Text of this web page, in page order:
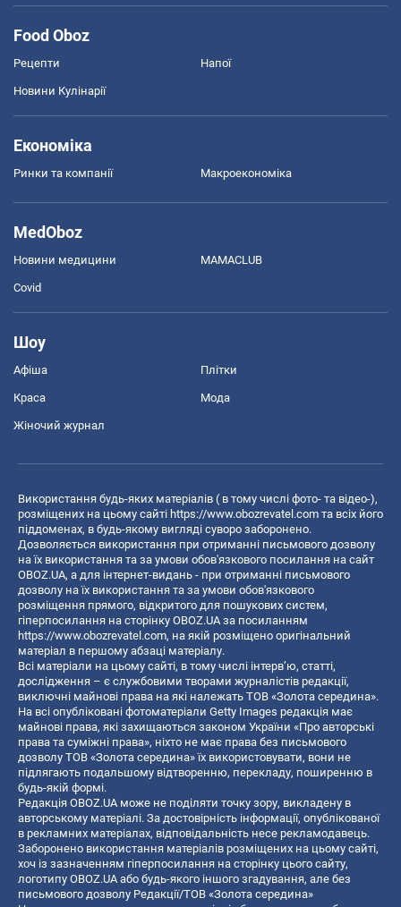
Food Oboz
Рецепти Напої
Новини Кулінарії
Економіка
Ринки та компанії Макроекономіка
MedOboz
Новини медицини MAMACLUB
Covid
Шоу
Афіша Плітки
Краса Мода
Жіночий журнал
Використання будь-яких матеріалів ( в тому числі фото- та відео-),
розміщених на цьому сайті https://www.obozrevatel.com та всіх його
піддоменах, в будь-якому вигляді суворо заборонено.
Дозволяється використання при отриманні письмового дозволу
на їх використання та за умови обов'язкового посилання на сайт
OBOZ.UA, а для інтернет-видань - при отриманні письмового
дозволу на їх використання та за умови обов'язкового
розміщення прямого, відкритого для пошукових систем,
гіперпосилання на сторінку OBOZ.UA за посиланням
https://www.obozrevatel.com, на якій розміщено оригінальний
матеріал в першому абзаці матеріалу.
Всі матеріали на цьому сайті, в тому числі інтерв’ю, статті,
дослідження – є службовими творами журналістів редакції,
виключні майнові права на які належать ТОВ «Золота середина».
На всі опубліковані фотоматеріали Getty Images редакція має
майнові права, які захищаються законом України «Про авторські
права та суміжні права», ніхто не має права без письмового
дозволу ТОВ «Золота середина» їх використовувати, вони не
підлягають подальшому відтворенню, перекладу, поширенню в
будь-якій формі.
Редакція OBOZ.UA може не поділяти точку зору, викладену в
авторському матеріалі. За достовірність інформації, опублікованої
в рекламних матеріалах, відповідальність несе рекламодавець.
Заборонено використання матеріалів розміщених на цьому сайті,
хоч із зазначенням гіперпосилання на сторінку цього сайту,
логотипу OBOZ.UA або будь-якого іншого згадування, але без
письмового дозволу Редакції/ТОВ «Золота середина»